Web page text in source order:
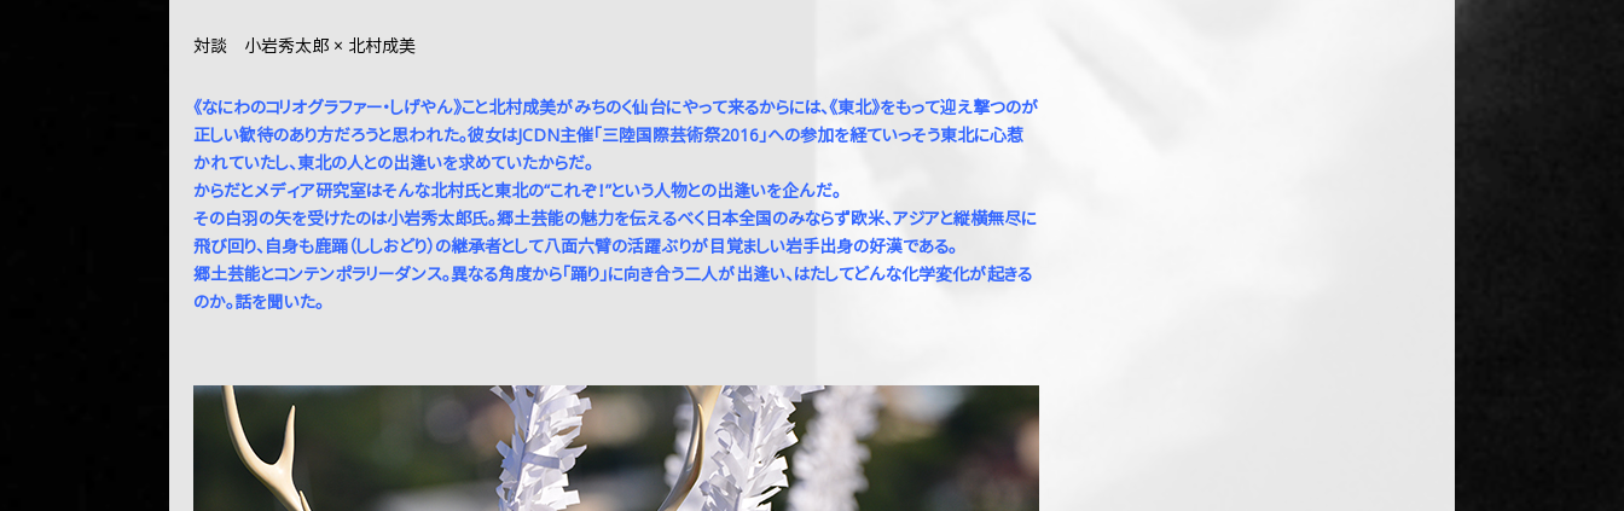
対談 小岩秀太郎 × 北村成美
《なにわのコリオグラファー・しげやん》こと北村成美がみちのく仙台にやって来るからには、《東北》をもって迎え撃つのが
正しい歓待のあり方だろうと思われた。彼女はJCDN主催「三陸国際芸術祭2016」への参加を経ていっそう東北に心惹
かれていたし、東北の人との出逢いを求めていたからだ。
からだとメディア研究室はそんな北村氏と東北の“これぞ！”という人物との出逢いを企んだ。
その白羽の矢を受けたのは小岩秀太郎氏。郷土芸能の魅力を伝えるべく日本全国のみならず欧米、アジアと縦横無尽に
飛び回り、自身も鹿踊（ししおどり）の継承者として八面六臂の活躍ぶりが目覚ましい岩手出身の好漢である。
郷土芸能とコンテンポラリーダンス。異なる角度から「踊り」に向き合う二人が出逢い、はたしてどんな化学変化が起きる
のか。話を聞いた。